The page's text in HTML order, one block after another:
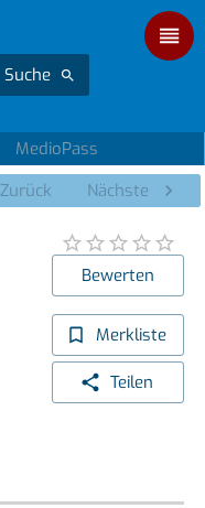
Suche
MedioPass
Zurück Nächste
Bewerten
Merkliste
Teilen